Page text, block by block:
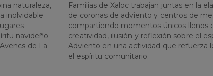
naturaleza,
inolvidable
navideño
de La
Familias de Xaloc trabajan juntas en la
de coronas de adviento y centros de
compartiendo momentos únicos llenos
creatividad, ilusión y reflexión sobre el
Adviento en una actividad que refuerza
el espíritu comunitario.